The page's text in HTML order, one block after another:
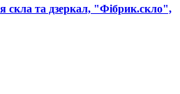
скла та дзеркал, "Фібрик.скло",